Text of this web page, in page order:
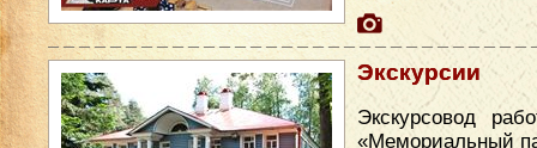
Экскурсии
Экскурсовод
«Мемориальный